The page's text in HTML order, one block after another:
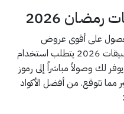
2026
على أقوى عروض
العزومات الرمضانية من المطاعم والتطبيقات 2026 يتطلب استخدام
لك وصولاً مباشراً إلى رموز
مما تتوقع. من أفضل الأكواد